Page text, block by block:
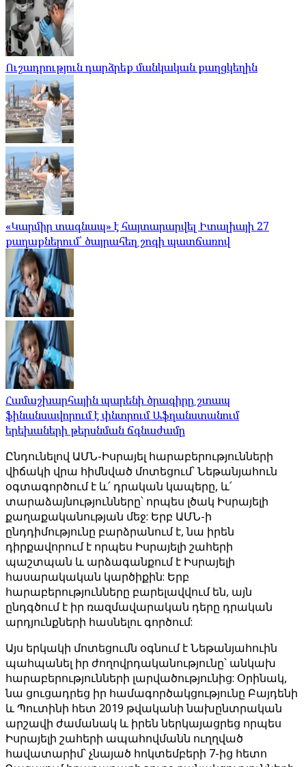
Ուշադրություն դարձրեք մանկական քաղցկեղին
«Կարմիր տագնապ» է հայտարարվել Իտալիայի 27
քաղաքներում՝ ծայրահեղ շոգի պատճառով
Համաշխարհային պարենի ծրագիրը շտապ
ֆինանսավորում է փնտրում Աֆղանստանում
երեխաների թերսնման ճգնաժամը
Ընդունելով ԱՄՆ-Իսրայել հարաբերությունների
վիճակի վրա հիմնված մոտեցում՝ Նեթանյահուն
օգտագործում է և՛ դրական կապերը, և՛
տարաձայնությունները՝ որպես լծակ Իսրայելի
քաղաքականության մեջ: Երբ ԱՄՆ-ի
ընդդիմությունը բարձրանում է, նա իրեն
դիրքավորում է որպես Իսրայելի շահերի
պաշտպան և արձագանքում է Իսրայելի
հասարակական կարծիքին: Երբ
հարաբերությունները բարելավվում են, այն
ընդգծում է իր ռազմավարական դերը դրական
արդյունքների հասնելու գործում:
Այս երկակի մոտեցումն օգնում է Նեթանյահուին
պահպանել իր ժողովրդականությունը՝ անկախ
հարաբերությունների լարվածությունից: Օրինակ,
նա ցուցադրեց իր համագործակցությունը Բայդենի
և Պուտինի հետ 2019 թվականի նախընտրական
արշավի ժամանակ և իրեն ներկայացրեց որպես
Իսրայելի շահերի ապահովմանն ուղղված
հավատարիմ՝ չնայած հոկտեմբերի 7-ից հետո